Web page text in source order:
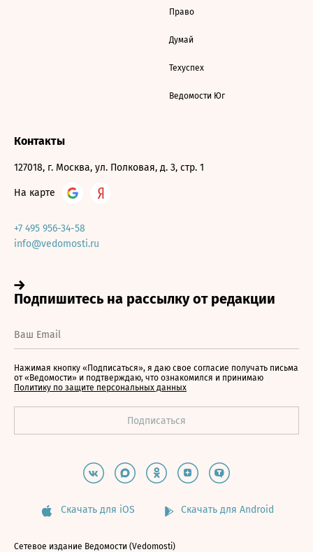
Право
Думай
Техуспех
Ведомости Юг
Контакты
127018, г. Москва, ул. Полковая, д. 3, стр. 1
На карте
+7 495 956-34-58
info@vedomosti.ru
Нажимая кнопку «Подписаться», я даю свое согласие получать письма
от «Ведомости» и подтверждаю, что ознакомился и принимаю
Политику по защите персональных данных
Скачать для iOS Скачать для Android
Сетевое издание Ведомости (Vedomosti)